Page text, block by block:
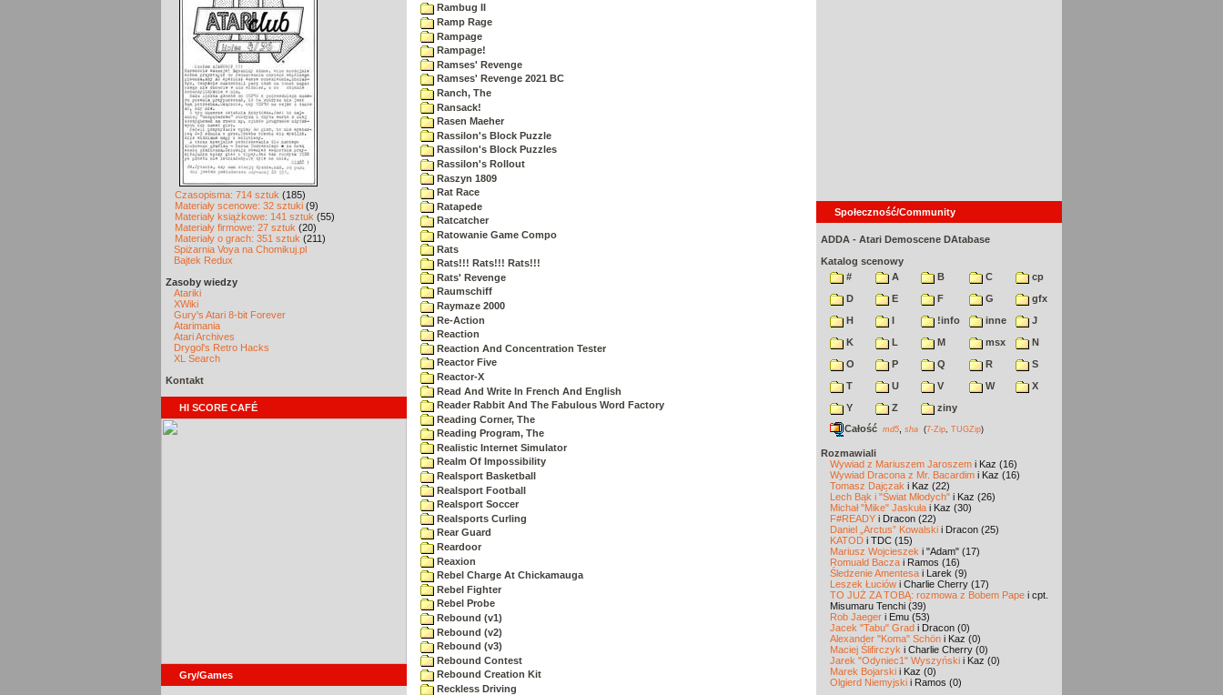
Czasopisma: 714 sztuk (185)
Materiały scenowe: 32 sztuki (9)
Materiały książkowe: 141 sztuk (55)
Materiały firmowe: 27 sztuk (20)
Materiały o grach: 351 sztuk (211)
Spiżarnia Voya na Chomikuj.pl
Bajtek Redux
Zasoby wiedzy
Atariki
XWiki
Gury's Atari 8-bit Forever
Atarimania
Atari Archives
Drygol's Retro Hacks
XL Search
Kontakt
HI SCORE CAFÉ
Gry/Games
Rambug II
Ramp Rage
Rampage
Rampage!
Ramses' Revenge
Ramses' Revenge 2021 BC
Ranch, The
Ransack!
Rasen Maeher
Rassilon's Block Puzzle
Rassilon's Block Puzzles
Rassilon's Rollout
Raszyn 1809
Rat Race
Ratapede
Ratcatcher
Ratowanie Game Compo
Rats
Rats!!! Rats!!! Rats!!!
Rats' Revenge
Raumschiff
Raymaze 2000
Re-Action
Reaction
Reaction And Concentration Tester
Reactor Five
Reactor-X
Read And Write In French And English
Reader Rabbit And The Fabulous Word Factory
Reading Corner, The
Reading Program, The
Realistic Internet Simulator
Realm Of Impossibility
Realsport Basketball
Realsport Football
Realsport Soccer
Realsports Curling
Rear Guard
Reardoor
Reaxion
Rebel Charge At Chickamauga
Rebel Fighter
Rebel Probe
Rebound (v1)
Rebound (v2)
Rebound (v3)
Rebound Contest
Rebound Creation Kit
Reckless Driving
Społeczność/Community
ADDA - Atari Demoscene DAtabase
Katalog scenowy
#
A B C
cp
D
E F G
gfx
H
I !info inne
J
K
L M msx
N
O
P Q R
S
T
U V W
X
Y
Z
ziny
Całość md5 sha (7-Zip TUGZip)
Rozmawiali
Wywiad z Mariuszem Jaroszem i Kaz (16)
Wywiad Dracona z Mr. Bacardim i Kaz (16)
Tomasz Dajczak i Kaz (22)
Lech Bąk i "Świat Młodych" i Kaz (26)
Michał "Mike" Jaskuła i Kaz (30)
F#READY i Dracon (22)
Daniel „Arctus” Kowalski i Dracon (25)
KATOD i TDC (15)
Mariusz Wojcieszek i "Adam" (17)
Romuald Bacza i Ramos (16)
Śledzenie Amentesa i Larek (9)
Leszek Łuciów i Charlie Cherry (17)
TO JUŻ ZA TOBĄ: rozmowa z Bobem Pape i cpt.
Misumaru Tenchi (39)
Rob Jaeger i Emu (53)
Jacek "Tabu" Grad i Dracon (0)
Alexander "Koma" Schön i Kaz (0)
Maciej Ślifirczyk i Charlie Cherry (0)
Jarek "Odyniec1" Wyszyński i Kaz (0)
Marek Bojarski i Kaz (0)
Olgierd Niemyjski i Ramos (0)